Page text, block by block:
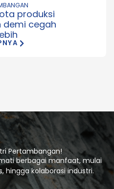
produksi
cegah
Pertambangan!
berbagai manfaat, mulai
hingga kolaborasi industri.